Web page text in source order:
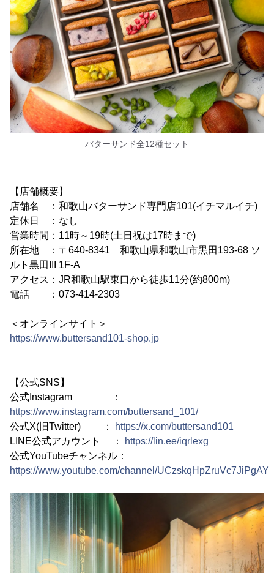
バターサンド全12種セット
【店舗概要】
店舗名 ：和歌山バターサンド専門店101(イチマルイチ)
定休日 ：なし
営業時間：11時～19時(土日祝は17時まで)
所在地 ：〒640-8341 和歌山県和歌山市黒田193-68 ソ
ルト黒田III 1F-A
アクセス：JR和歌山駅東口から徒歩11分(約800m)
電話 ：073-414-2303
＜オンラインサイト＞
https://www.buttersand101-shop.jp
【公式SNS】
公式Instagram ：
https://www.instagram.com/buttersand_101/
公式X(旧Twitter) ：
https://x.com/buttersand101
LINE公式アカウント ：
https://lin.ee/iqrlexg
公式YouTubeチャンネル：
https://www.youtube.com/channel/